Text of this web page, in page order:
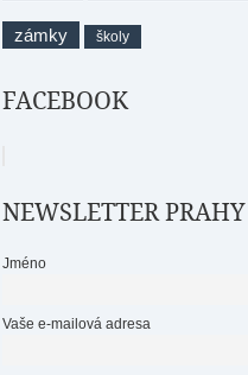
zámky školy
FACEBOOK
NEWSLETTER
Jméno
Vaše e-mailová adresa